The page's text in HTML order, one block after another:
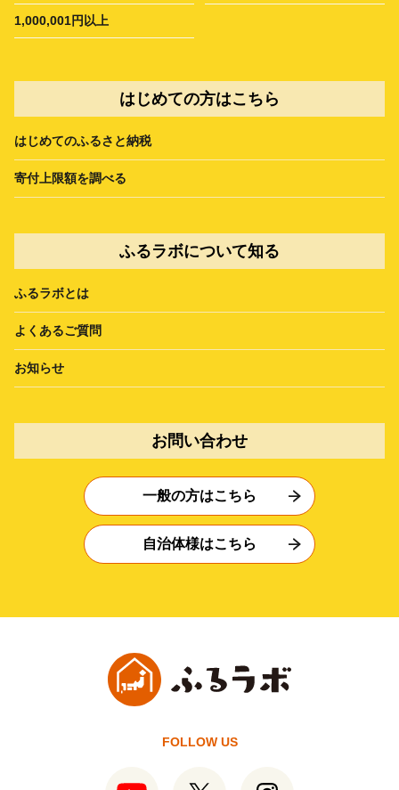
1,000,001円以上
はじめての方はこちら
はじめてのふるさと納税
寄付上限額を調べる
ふるラボについて知る
ふるラボとは
よくあるご質問
お知らせ
お問い合わせ
一般の方はこちら
自治体様はこちら
FOLLOW US